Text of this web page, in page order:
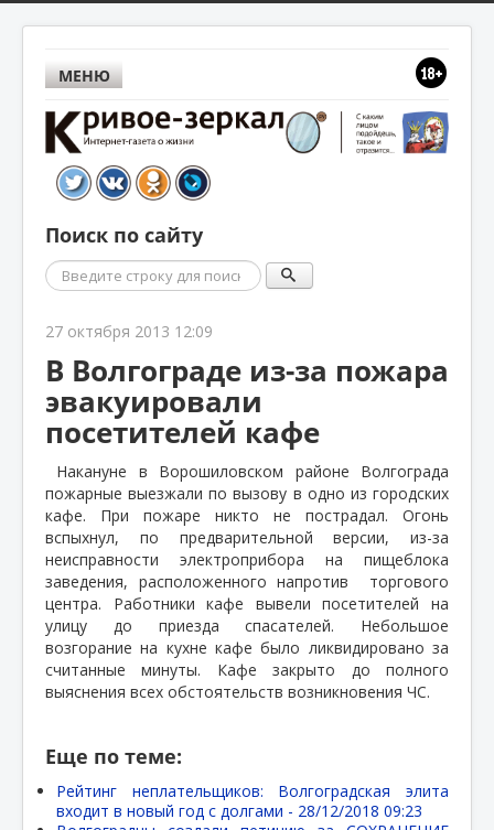
МЕНЮ
Поиск по сайту
Поиск
27 октября 2013 12:09
В Волгограде из-за пожара
эвакуировали
посетителей кафе
Накануне в Ворошиловском районе Волгограда
пожарные выезжали по вызову в одно из городских
кафе. При пожаре никто не пострадал. Огонь
вспыхнул, по предварительной версии, из-за
неисправности электроприбора на пищеблока
заведения, расположенного напротив
торгового
центра. Работники кафе вывели посетителей на
улицу до приезда спасателей. Небольшое
возгорание на кухне кафе было ликвидировано за
считанные минуты. Кафе закрыто до полного
выяснения всех обстоятельств возникновения ЧС.
Еще по теме:
Рейтинг неплательщиков: Волгоградская элита
входит в новый год с долгами - 28/12/2018 09:23